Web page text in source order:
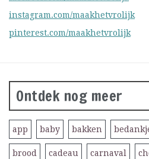
instagram.com/maakhetvrolijk
pinterest.com/maakhetvrolijk
Ontdek nog meer
app baby bakken
brood cadeau carnaval